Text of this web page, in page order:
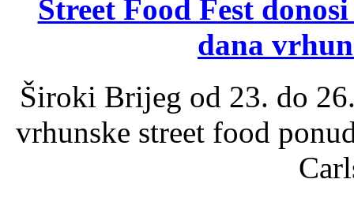
Street Food Fest
dana
Široki Brijeg od 23. do
vrhunske street food